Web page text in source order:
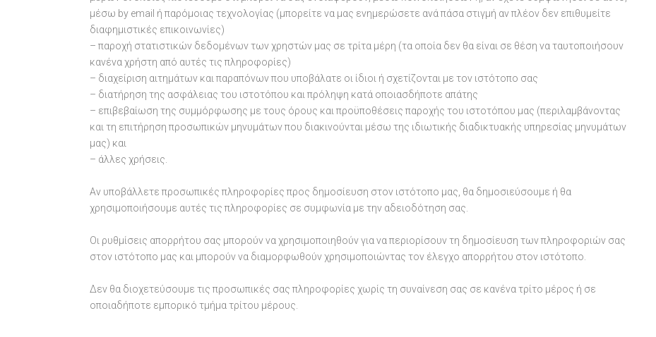
μέσω by email ή παρόμοιας τεχνολογίας (μπορείτε να μας ενημερώσετε ανά πάσα στιγμή αν πλέον δεν επιθυμείτε
διαφημιστικές επικοινωνίες)
– παροχή στατιστικών δεδομένων των χρηστών μας σε τρίτα μέρη (τα οποία δεν θα είναι σε θέση να ταυτοποιήσουν
κανένα χρήστη από αυτές τις πληροφορίες)
– διαχείριση αιτημάτων και παραπόνων που υποβάλατε οι ίδιοι ή σχετίζονται με τον ιστότοπο σας
– διατήρηση της ασφάλειας του ιστοτόπου και πρόληψη κατά οποιασδήποτε απάτης
– επιβεβαίωση της συμμόρφωσης με τους όρους και προϋποθέσεις παροχής του ιστοτόπου μας (περιλαμβάνοντας
και τη επιτήρηση προσωπικών μηνυμάτων που διακινούνται μέσω της ιδιωτικής διαδικτυακής υπηρεσίας μηνυμάτων
μας) και
– άλλες χρήσεις.
Αν υποβάλλετε προσωπικές πληροφορίες προς δημοσίευση στον ιστότοπο μας, θα δημοσιεύσουμε ή θα
χρησιμοποιήσουμε αυτές τις πληροφορίες σε συμφωνία με την αδειοδότηση σας.
Οι ρυθμίσεις απορρήτου σας μπορούν να χρησιμοποιηθούν για να περιορίσουν τη δημοσίευση των πληροφοριών σας
στον ιστότοπο μας και μπορούν να διαμορφωθούν χρησιμοποιώντας τον έλεγχο απορρήτου στον ιστότοπο.
Δεν θα διοχετεύσουμε τις προσωπικές σας πληροφορίες χωρίς τη συναίνεση σας σε κανένα τρίτο μέρος ή σε
οποιαδήποτε εμπορικό τμήμα τρίτου μέρους.